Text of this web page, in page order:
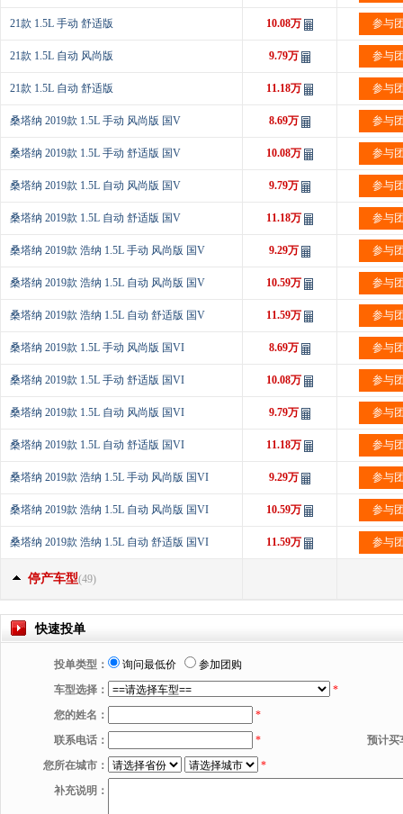
21款 1.5L 手动 舒适版 10.08万 参与
21款 1.5L 自动 风尚版 9.79万 参与
21款 1.5L 自动 舒适版 11.18万 参与
桑塔纳 2019款 1.5L 手动 风尚版 国V 8.69万 参与
桑塔纳 2019款 1.5L 手动 舒适版 国V 10.08万 参与
桑塔纳 2019款 1.5L 自动 风尚版 国V 9.79万 参与
桑塔纳 2019款 1.5L 自动 舒适版 国V 11.18万 参与
桑塔纳 2019款 浩纳 1.5L 手动 风尚版 国V 9.29万 参与
桑塔纳 2019款 浩纳 1.5L 自动 风尚版 国V 10.59万 参与
桑塔纳 2019款 浩纳 1.5L 自动 舒适版 国V 11.59万 参与
桑塔纳 2019款 1.5L 手动 风尚版 国VI 8.69万 参与
桑塔纳 2019款 1.5L 手动 舒适版 国VI 10.08万 参与
桑塔纳 2019款 1.5L 自动 风尚版 国VI 9.79万 参与
桑塔纳 2019款 1.5L 自动 舒适版 国VI 11.18万 参与
桑塔纳 2019款 浩纳 1.5L 手动 风尚版 国VI 9.29万 参与
桑塔纳 2019款 浩纳 1.5L 自动 风尚版 国VI 10.59万 参与
桑塔纳 2019款 浩纳 1.5L 自动 舒适版 国VI 11.59万 参与
停产车型(49)
快速投单
投单类型： 询问最低价
参加团购
车型选择：
*
您的姓名：
*
联系电话：
*
预计买
您所在城市：
*
补充说明：